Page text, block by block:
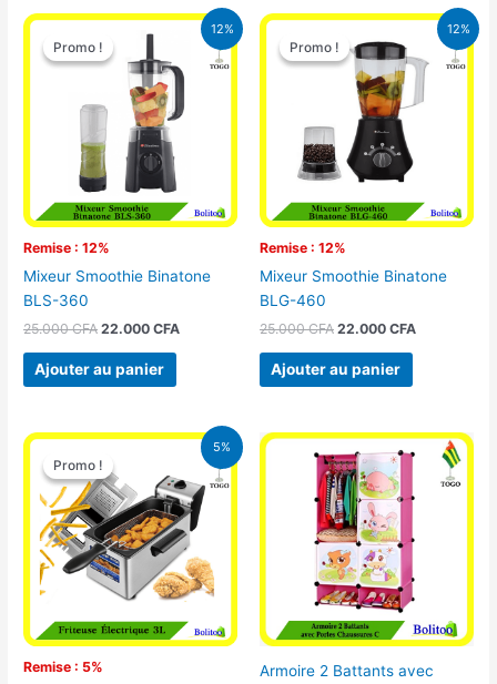
12%
Promo !
Remise : 12%
Promo !
Mixeur Smoothie Binatone
BLS-360
25.000CFA
Le
prix
initial
était :
25.000 CFA.
22.000CFA
Le
prix
actuel
est :
Ajouter au panier
12%
Promo !
Remise : 12%
Promo !
Mixeur Smoothie Binatone
BLG-460
25.000CFA
Le
prix
initial
était :
25.000 CFA.
22.000 CFA
Le
prix
actuel
est :
Ajouter au panier
5%
Promo !
Remise : 5%
Promo !
Le
initial
était :
39.000 CFA.
Le
prix
actuel
est :
37.000 CFA.
Armoire 2 Battants avec